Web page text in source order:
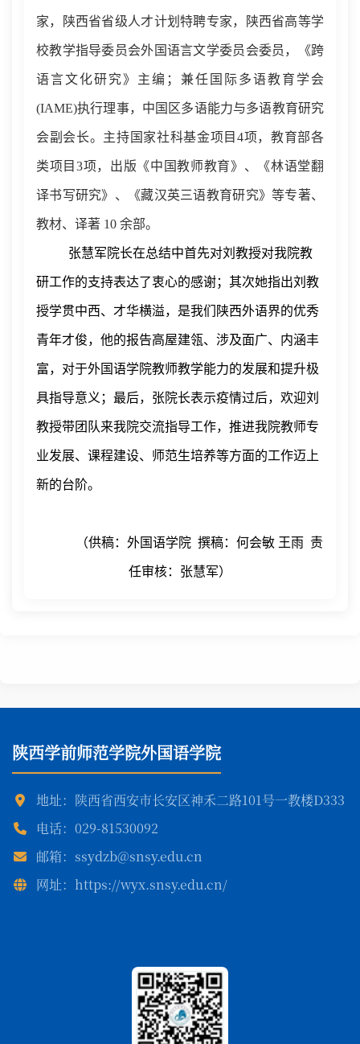
家，陕西省省级人才计划特聘专家，陕西省高等学
校教学指导委员会外国语言文学委员会委员 ， 《跨
语言文化研究》主编 ； 兼任国际多语教育学会
(IAME)执行理事，中国区多语能力与多语教育研究
会副会长。 主持国家社科基金项目4项，教育部各
类项目 3项， 出版《中国教师教育》、 《林语堂翻
译书写研究》、《藏汉英三语教育研究》等专著、
教材、译著 10 余部。
张慧军院长在总结中首先对刘教授对我院教
研工作的支持表达了衷心的感谢；其次她指出刘教
授学贯中西、才华横溢，是我们陕西外语界的优秀
青年才俊，他的报告高屋建瓴、涉及面广、内涵丰
富，对于外国语学院教师教学能力的发展和提升极
具指导意义；最后，张院长表示疫情过后，欢迎刘
教授带团队来我院交流指导工作，推进我院教师专
业发展、课程建设、师范生培养等方面的工作迈上
新的台阶。
（供稿：外国语学院 撰稿： 何会敏 王雨 责
任审核：张慧军）
陕西学前师范学院外国语学院
地址：陕西省西安市长安区神禾二路101号一教楼D333
电话：029-81530092
邮箱：ssydzb@snsy.edu.cn
网址：https://wyx.snsy.edu.cn/